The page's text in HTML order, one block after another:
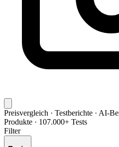
Preisvergleich · Testberichte · AI-
Produkte · 107.000+ Tests
Filter